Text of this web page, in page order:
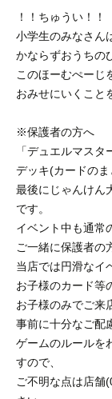
！！ちゅうい！！
小学生のみなさん
かならずおうちの
このほーむぺーじ
おみせにいくこと
※保護者の方へ
「デュエルマス
デッキ(カードのま
最後にじゃんけん
です。
イベント中も通常
ご一緒に保護者の
当店では円滑なイ
お子様のカード等
お子様のみでご来
事前に十分なご配
ゲームのルールを
すので、
ご不明な点は店舗